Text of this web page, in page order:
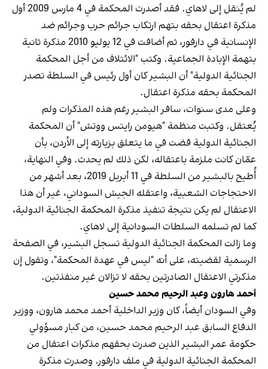
لم يُنقل إلى لاهاي. فقد أصدرت المحكمة في 4 مارس 2009 أول
مذكرة اعتقال بحقه بتهم ارتكاب جرائم حرب وجرائم ضد
الإنسانية في دارفور، ثم أضافت في 12 يوليو 2010 مذكرة ثانية
بتهمة الإبادة الجماعية. وكتب "الائتلاف من أجل المحكمة
الجنائية الدولية" أن البشير كان أول رئيس في السلطة تصدر
المحكمة بحقه مذكرة اعتقال.
وعلى مدى سنوات، سافر البشير رغم هذه المذكرات ولم
يُعتقل. وكتبت منظمة "هيومن رايتس ووتش" أن المحكمة
الجنائية الدولية قضت في ما يتعلق بزيارته إلى الأردن، بأن
عمّان كانت ملزمة باعتقاله، لكن ذلك لم يحدث. وفي النهاية،
أُطيح بالبشير من السلطة في 11 أبريل 2019، بعد أشهر من
الاحتجاجات الشعبية، واعتقله الجيش السوداني، غير أن هذا
الاعتقال لم يكن نتيجة تنفيذ مذكرة المحكمة الجنائية الدولية،
كما لم تسلمه السلطات السودانية إلى لاهاي.
وما زالت المحكمة الجنائية الدولية تسجل البشير، في الصفحة
الرسمية لقضيته، على أنه "ليس في عهدة المحكمة"، وتقول إن
مذكرتي الاعتقال الصادرتين بحقه لا تزالان غير منفذتين.
أحمد هارون وعبد الرحيم محمد حسين
وفي السودان أيضاً، كان وزير الداخلية أحمد محمد هارون، ووزير
الدفاع السابق عبد الرحيم محمد حسين، من كبار مسؤولي
حكومة عمر البشير الذين صدرت بحقهم مذكرات اعتقال من
المحكمة الجنائية الدولية في ملف دارفور. وصدرت مذكرة